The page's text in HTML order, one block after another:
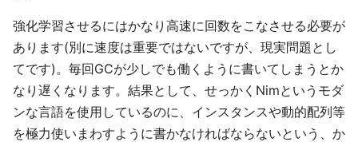
強化学習させるにはかなり高速に回数をこなさせる必要が
あります(別に速度は重要ではないですが、現実問題とし
てです)。毎回GCが少しでも働くように書いてしまうとか
なり遅くなります。結果として、せっかくNimというモダ
ンな言語を使用しているのに、インスタンスや動的配列等
を極力使いまわすように書かなければならないという、か